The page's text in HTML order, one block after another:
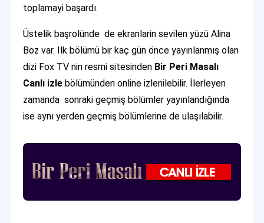
toplamayi başardı.
Üstelik başrolünde de ekranlarin sevilen yüzü Alina
Boz var. Ilk bölümü bir kaç gün önce yayınlanmış olan
dizi Fox TV nin resmi sitesinden Bir Peri Masalı
Canlı izle bölümünden online izlenilebilir. İlerleyen
zamanda sonraki geçmiş bölümler yayınlandığında
ise aynı yerden geçmiş bölümlerine de ulaşılabilir.